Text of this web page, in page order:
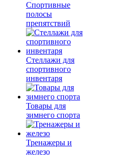
Спортивные
полосы
препятствий
Стеллажи для
спортивного
инвентаря
Товары для
зимнего спорта
Тренажеры и
железо